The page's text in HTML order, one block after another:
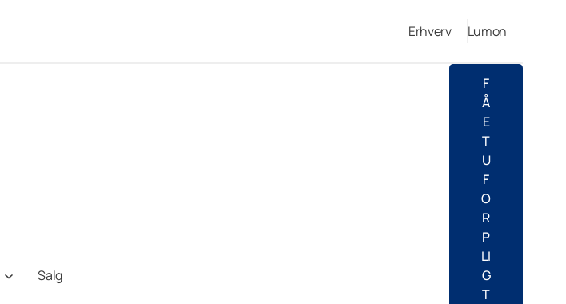
Erhverv Lumon
Salg
F
Å
E
T
U
F
O
R
P
LI
G
T